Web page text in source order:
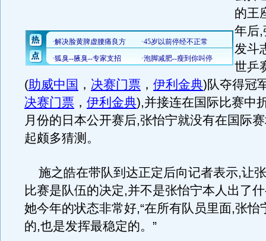
的王
年后,
发斗
世乒
(助威中国 ， 决赛门票 ， 伊利金典)队夺得冠
决赛门票 ， 伊利金典),并接连在国际比赛中
月份的日本公开赛后,张怡宁就没有在国际
起颇多猜测。
施之皓在带队到达正定后向记者表示,让
比赛是队伍的决定,并不是张怡宁本人出了
她今年的状态非常好,“在所有队员里面,张怡
的,也是发挥最稳定的。”